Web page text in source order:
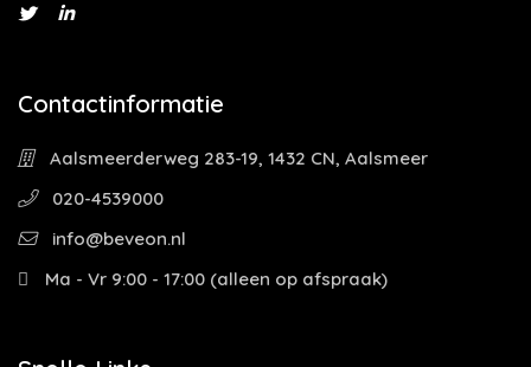
Contactinformatie
Aalsmeerderweg 283-19, 1432 CN, Aalsmeer
020-4539000
info@beveon.nl
Ma - Vr 9:00 - 17:00 (alleen op afspraak)